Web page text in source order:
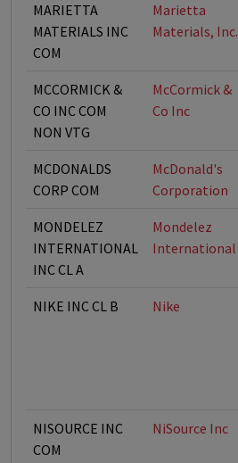
MARIETTA
MATERIALS INC
COM
Marietta
Materials, Inc.
MCCORMICK &
CO INC COM
NON VTG
McCormick &
Co Inc
MCDONALDS
CORP COM
McDonald's
Corporation
MONDELEZ
INTERNATIONAL
INC CL A
Mondelez
International
NIKE INC CL B Nike
NISOURCE INC
COM
NiSource Inc